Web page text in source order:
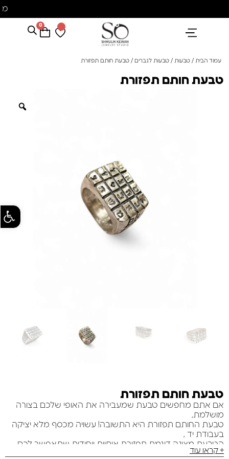
0
עמוד הבית / טבעות / טבעות לגברים / טבעת חותם תפזורת
טבעת חותם תפזורת
טבעת חותם תפזורת
אם אתם מחפשים טבעת שמעבירה את האופי שלכם בצורה
מושלמת,
טבעת החותם תפזורת היא התשובה! עשויה מכסף מלא יציקה
בעבודת יד ,
הטבעת מציגה דוגמת תפזורת אותיות ייחודית שתאפשר לכם
לבחור את המילים שהכי משמעותיות לכם.
+ קראו עוד
פתח